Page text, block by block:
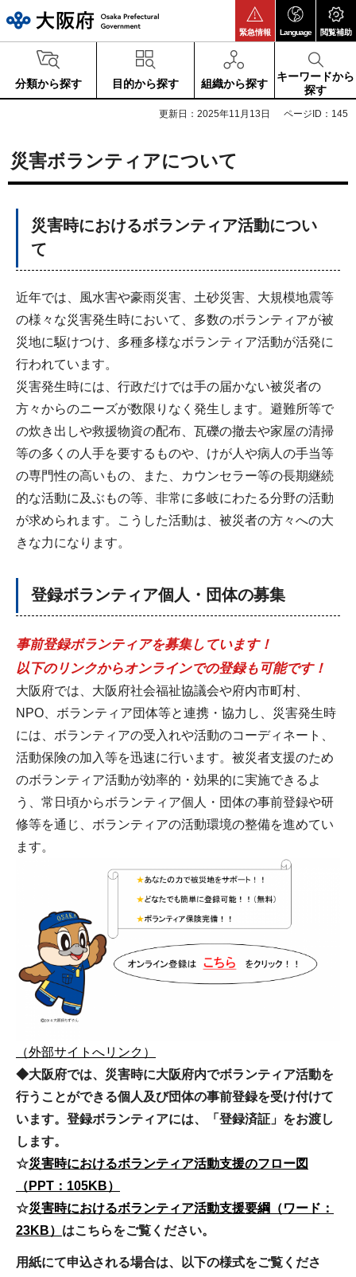
緊急情報 Language 閲覧補助
分類から探す 目的から探す 組織から探す
キーワードから
探す
更新日：2025年11月13日 ページID：145
災害ボランティアについて
災害時におけるボランティア活動につい
て
近年では、風水害や豪雨災害、土砂災害、大規模地震等
の様々な災害発生時において、多数のボランティアが被
災地に駆けつけ、多種多様なボランティア活動が活発に
行われています。
災害発生時には、行政だけでは手の届かない被災者の
方々からのニーズが数限りなく発生します。避難所等で
の炊き出しや救援物資の配布、瓦礫の撤去や家屋の清掃
等の多くの人手を要するものや、けが人や病人の手当等
の専門性の高いもの、また、カウンセラー等の長期継続
的な活動に及ぶもの等、非常に多岐にわたる分野の活動
が求められます。こうした活動は、被災者の方々への大
きな力になります。
登録ボランティア個人・団体の募集
事前登録ボランティアを募集しています！
以下のリンクからオンラインでの登録も可能です！
大阪府では、大阪府社会福祉協議会や府内市町村、
NPO、ボランティア団体等と連携・協力し、災害発生時
には、ボランティアの受入れや活動のコーディネート、
活動保険の加入等を迅速に行います。被災者支援のため
のボランティア活動が効率的・効果的に実施できるよ
う、常日頃からボランティア個人・団体の事前登録や研
修等を通じ、ボランティアの活動環境の整備を進めてい
ます。
（外部サイトへリンク）
◆大阪府では、災害時に大阪府内でボランティア活動を
行うことができる個人及び団体の事前登録を受け付けて
います。登録ボランティアには、「登録済証」をお渡し
します。
☆災害時におけるボランティア活動支援のフロー図
（PPT：105KB）
☆災害時におけるボランティア活動支援要綱（ワード：
23KB） はこちらをご覧ください。
用紙にて申込される場合は、以下の様式をご覧くださ